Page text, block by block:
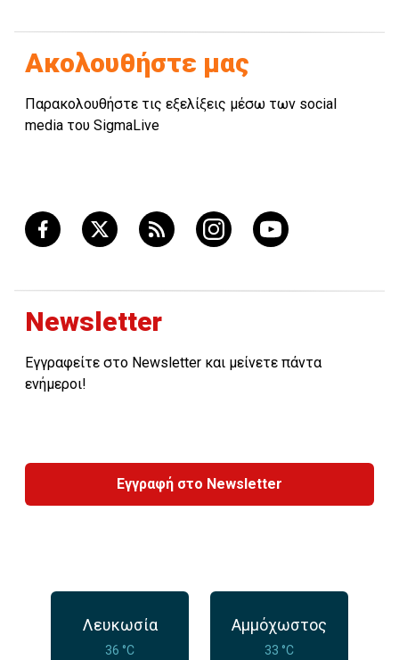
Ακολουθήστε μας
Παρακολουθήστε τις εξελίξεις μέσω των social
media του SigmaLive
Newsletter
Εγγραφείτε στο Newsletter και μείνετε πάντα
ενήμεροι!
Εγγραφή στο Newsletter
Λευκωσία
36 °C
Αμμόχωστος
33 °C